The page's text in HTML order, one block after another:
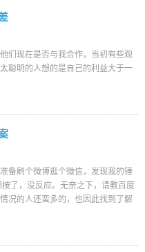
们现在是否与我合作，当初有些观
聪明的人想的是自己的利益大于一
备刷个微博逛个微信，发现我的锤
了，没反应。无奈之下，请教百度
况的人还蛮多的，也因此找到了解